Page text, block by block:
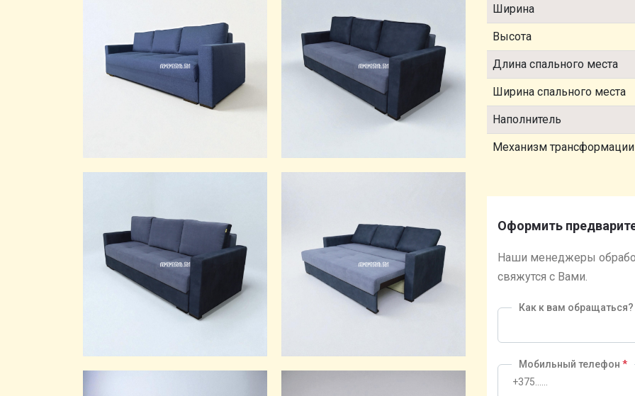
Ширина
Высота
Длина спального места
Ширина спального места
Наполнитель
Механизм трансформации
Оформить
Наши менеджеры
свяжутся с Вами.
Как к вам обращаться?
Мобильный телефон *